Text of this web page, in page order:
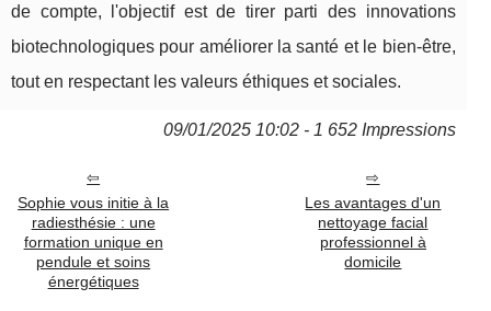
de compte, l'objectif est de tirer parti des innovations
biotechnologiques pour améliorer la santé et le bien-être,
tout en respectant les valeurs éthiques et sociales.
09/01/2025 10:02 - 1 652 Impressions
Sophie vous initie à la
radiesthésie : une
formation unique en
pendule et soins
énergétiques
Les avantages d'un
nettoyage facial
professionnel à
domicile